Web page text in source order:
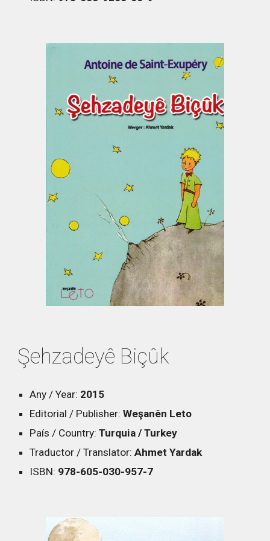
Şehzadeyê Biçûk
Any / Year: 2015
Editorial / Publisher:Weşanên Leto
País / Country:Turquia / Turkey
Traductor / Translator:Ahmet Yardak
ISBN: 978-605-030-957-7